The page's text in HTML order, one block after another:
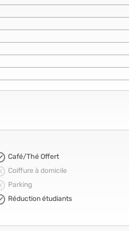
Café/Thé Offert
Coiffure à domicile
Parking
Réduction étudiants